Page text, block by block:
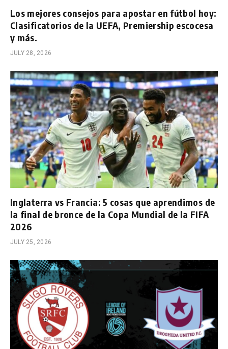
Los mejores consejos para apostar en fútbol hoy:
Clasificatorios de la UEFA, Premiership escocesa
y más.
JULY 28, 2026
Inglaterra vs Francia: 5 cosas que aprendimos de
la final de bronce de la Copa Mundial de la FIFA
2026
JULY 25, 2026